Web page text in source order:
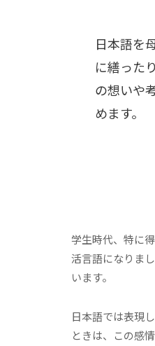
日本語を
に繕った
の想いや
めます。
学生時代、特に
活言語になりま
います。
日本語では表現
ときは、この感